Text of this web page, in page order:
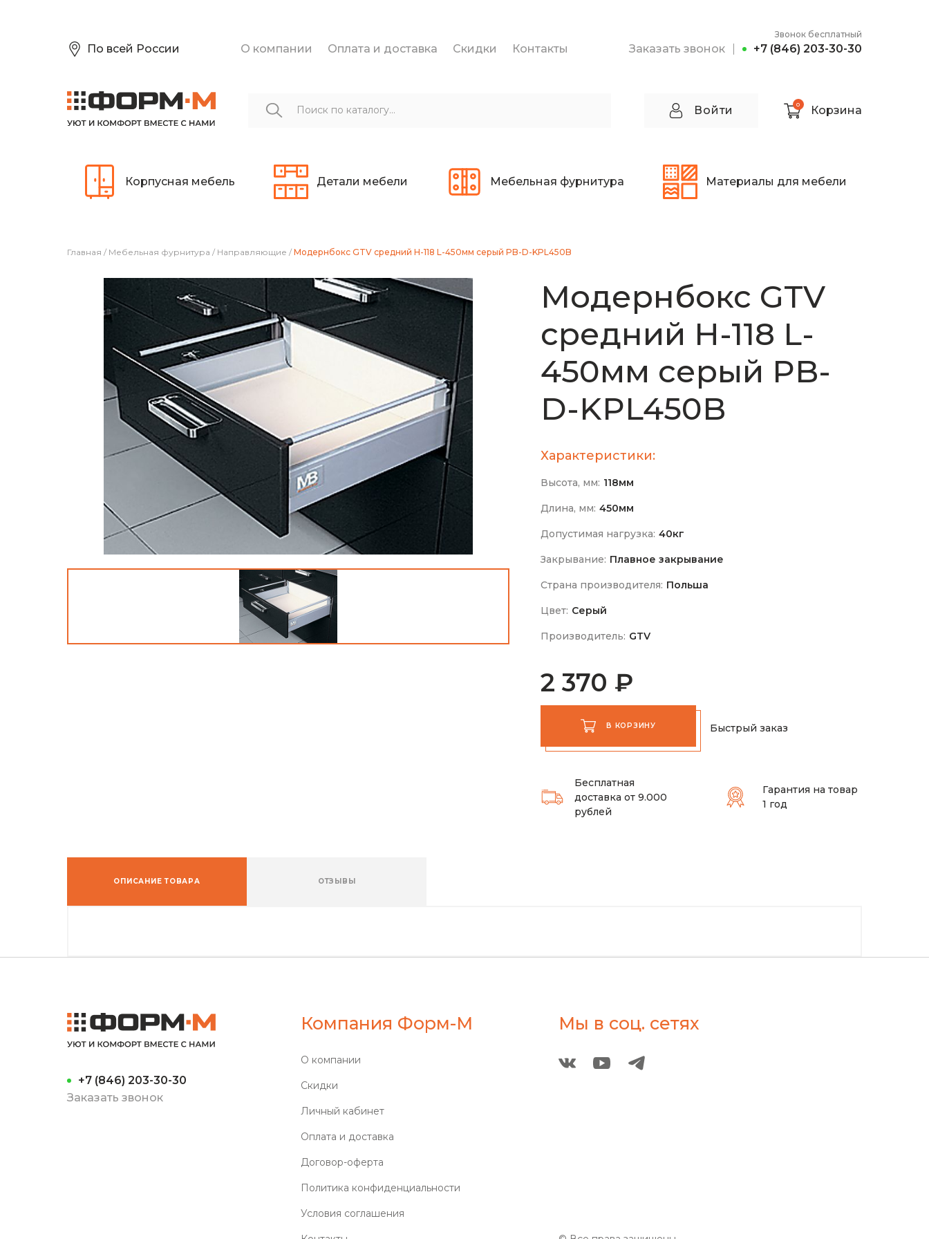
По всей России О компании Оплата и доставка Скидки Контакты Заказать звонок
Звонок бесплатный
+7 (846) 203-30-30
Войти 0 Корзина
Корпусная мебель Детали мебели Мебельная фурнитура Материалы для мебели
Главная / Мебельная фурнитура / Направляющие / Модернбокс GTV средний H-118 L-450мм cерый PB-D-KPL450B
Модернбокс GTV
средний H-118 L-
450мм cерый PB-
D-KPL450B
Характеристики:
Высота, мм: 118мм
Длина, мм: 450мм
Допустимая нагрузка: 40кг
Закрывание: Плавное закрывание
Страна производителя: Польша
Цвет: Серый
Производитель: GTV
2 370 ₽
В КОРЗИНУ Быстрый заказ
Бесплатная
доставка от 9.000
рублей
Гарантия на товар
1 год
ОПИСАНИЕ ТОВАРА ОТЗЫВЫ
+7 (846) 203-30-30
Заказать звонок
Компания Форм-М
О компании
Скидки
Личный кабинет
Оплата и доставка
Договор-оферта
Политика конфиденциальности
Условия соглашения
Мы в соц. сетях